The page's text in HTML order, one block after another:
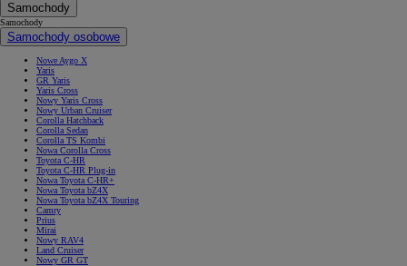
Samochody
Samochody
Samochody osobowe
Nowe Aygo X
Yaris
GR Yaris
Yaris Cross
Nowy Yaris Cross
Nowy Urban Cruiser
Corolla Hatchback
Corolla Sedan
Corolla TS Kombi
Nowa Corolla Cross
Toyota C-HR
Toyota C-HR Plug-in
Nowa Toyota C-HR+
Nowa Toyota bZ4X
Nowa Toyota bZ4X Touring
Camry
Prius
Mirai
Nowy RAV4
Land Cruiser
Nowy GR GT